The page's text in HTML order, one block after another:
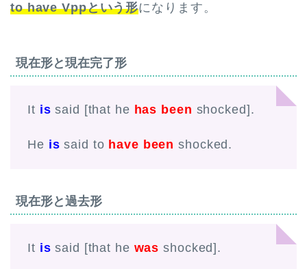
to have Vppという形になります。
現在形と現在完了形
It is said [that he has been shocked].
He is said to have been shocked.
現在形と過去形
It is said [that he was shocked].